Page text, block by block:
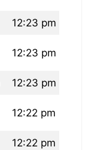
12:23 pm
12:23 pm
12:23 pm
12:22 pm
12:22 pm